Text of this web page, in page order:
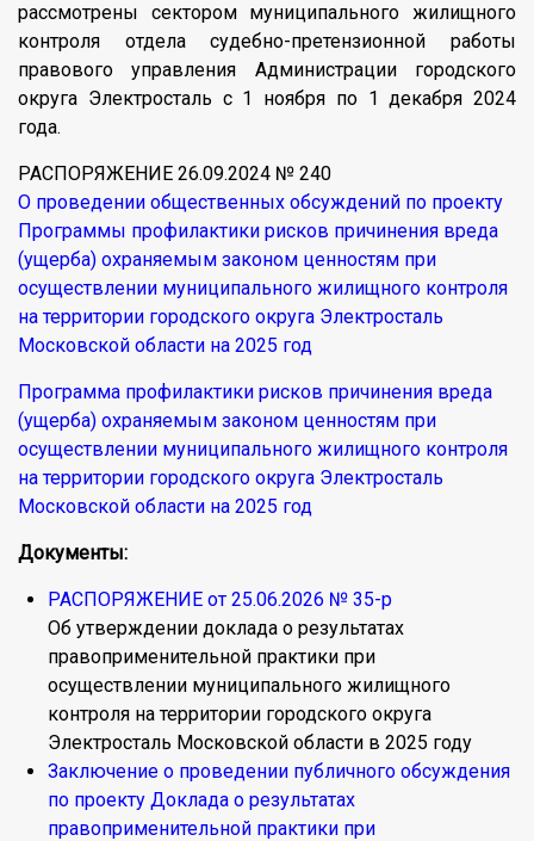
рассмотрены сектором муниципального жилищного
контроля отдела судебно-претензионной работы
правового управления Администрации городского
округа Электросталь с 1 ноября по 1 декабря 2024
года.
РАСПОРЯЖЕНИЕ 26.09.2024 № 240
О проведении общественных обсуждений по проекту
Программы профилактики рисков причинения вреда
(ущерба) охраняемым законом ценностям при
осуществлении муниципального жилищного контроля
на территории городского округа Электросталь
Московской области на 2025 год
Программа профилактики рисков причинения вреда
(ущерба) охраняемым законом ценностям при
осуществлении муниципального жилищного контроля
на территории городского округа Электросталь
Московской области на 2025 год
Документы:
РАСПОРЯЖЕНИЕ от 25.06.2026 № 35-р
Об утверждении доклада о результатах
правоприменительной практики при
осуществлении муниципального жилищного
контроля на территории городского округа
Электросталь Московской области в 2025 году
Заключение о проведении публичного обсуждения
по проекту Доклада о результатах
правоприменительной практики при